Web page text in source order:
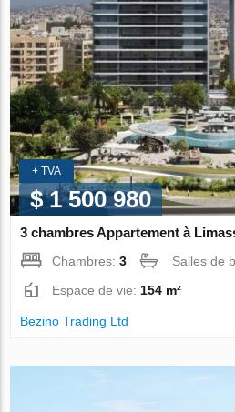
+ TVA
$ 1 500 980
3 chambres Appartement à
Chambres:3 Salles de
Espace de vie:154 m²
Bezino Trading Ltd